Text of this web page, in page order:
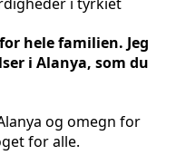
hele familien. Jeg
i Alanya, som du
og omegn for
for alle.